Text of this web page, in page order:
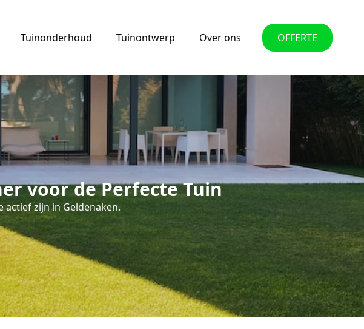
Tuinonderhoud Tuinontwerp Over ons OFFERTE
voor de Perfecte Tuin
zijn in Geldenaken.